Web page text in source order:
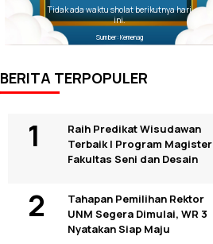
Tidak ada waktu sholat berikutnya hari
ini.
Sumber: Kemenag
BERITA TERPOPULER
Raih Predikat Wisudawan
Terbaik I Program Magister
Fakultas Seni dan Desain
Tahapan Pemilihan Rektor
UNM Segera Dimulai, WR 3
Nyatakan Siap Maju